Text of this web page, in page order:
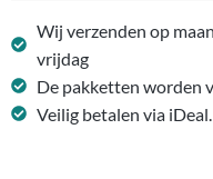
Wij verzenden op
vrijdag
De pakketten worden
Veilig betalen via